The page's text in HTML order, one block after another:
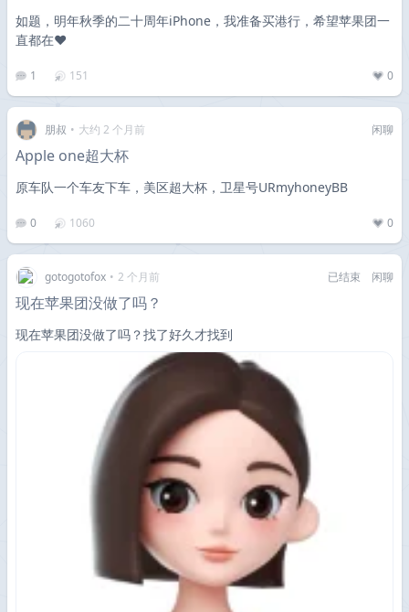
如题，明年秋季的二十周年iPhone，我准备买港行，希望苹果团一
直都在❤️
1 151 0
朋叔 • 大约 2 个月前 闲聊
Apple one超大杯
原车队一个车友下车，美区超大杯，卫星号URmyhoneyBB
0 1060 0
gotogotofox • 2 个月前 已结束 闲聊
现在苹果团没做了吗？
现在苹果团没做了吗？找了好久才找到